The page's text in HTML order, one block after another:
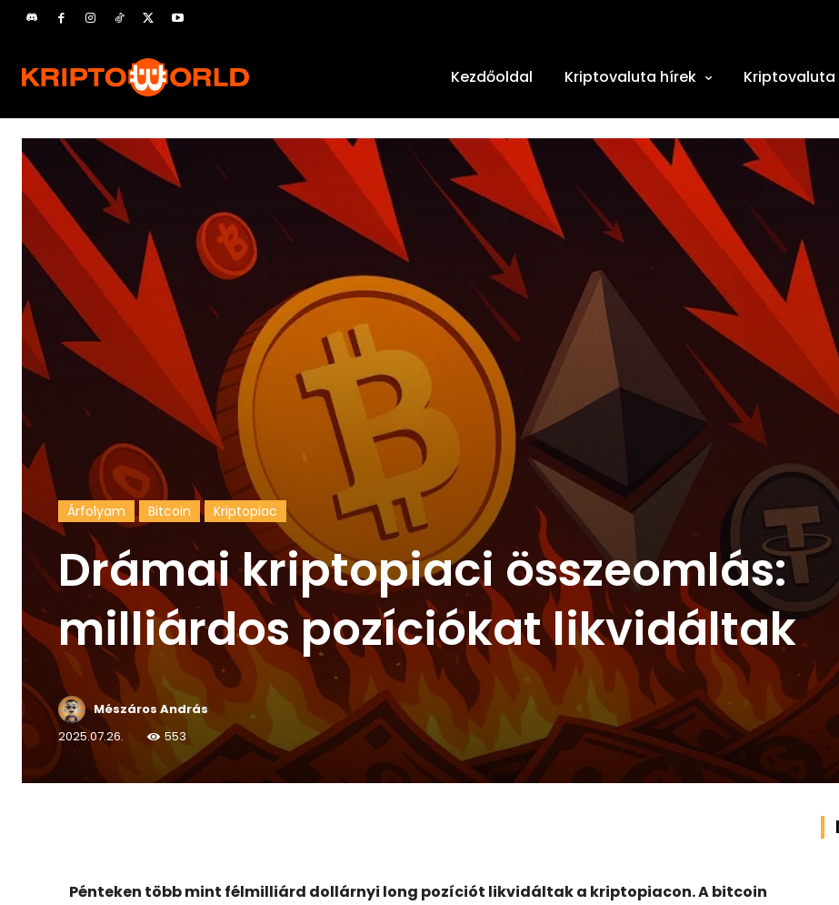
Kezdőoldal Kriptovaluta hírek
Árfolyam Bitcoin Kriptopiac
Drámai kriptopiaci összeomlás:
milliárdos pozíciókat likvidáltak
Mészáros András
2025.07.26.
553
Pénteken több mint félmilliárd dollárnyi long pozíciót likvidáltak a kriptopiacon. A bitcoin